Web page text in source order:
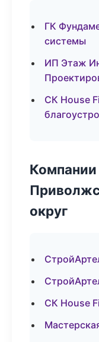
ГК
системы
ИП Этаж
СК House
Компании
округ
СК House